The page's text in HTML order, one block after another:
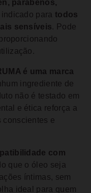
parabenos,
para todos
sensíveis. Pode
é uma marca
ingrediente de
não é testado em
e ética reforça a
conscientes e
com
que o óleo seja
íntimas, sem
ideal para quem